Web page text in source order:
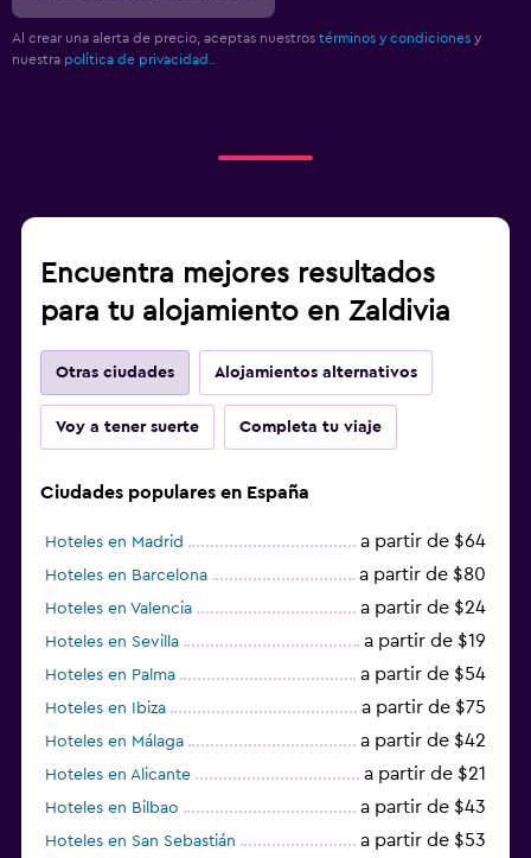
Al crear una alerta de precio, aceptas nuestros términos y condiciones y
nuestra política de privacidad.
Encuentra mejores resultados
para tu alojamiento en Zaldivia
Otras ciudades Alojamientos alternativos
Voy a tener suerte Completa tu viaje
Ciudades populares en España
Hoteles en Madrid a partir de $64
Hoteles en Barcelona a partir de $80
Hoteles en Valencia a partir de $24
Hoteles en Sevilla a partir de $19
Hoteles en Palma a partir de $54
Hoteles en Ibiza a partir de $75
Hoteles en Málaga a partir de $42
Hoteles en Alicante a partir de $21
Hoteles en Bilbao a partir de $43
Hoteles en San Sebastián a partir de $53